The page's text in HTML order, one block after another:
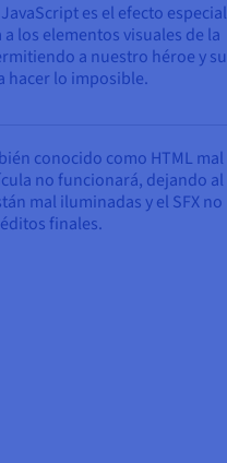
es el efecto especial
a los elementos visuales de la
a nuestro héroe y su
hacer lo imposible.
conocido como HTML mal
no funcionará, dejando al
mal iluminadas y el SFX no
finales.